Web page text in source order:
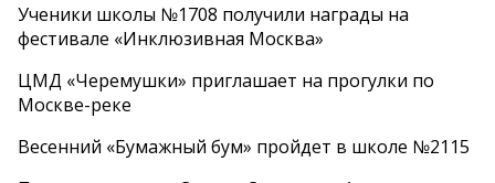
Ученики школы №1708 получили награды на
фестивале «Инклюзивная Москва»
ЦМД «Черемушки» приглашает на прогулки по
Москве-реке
Весенний «Бумажный бум» пройдет в школе №2115